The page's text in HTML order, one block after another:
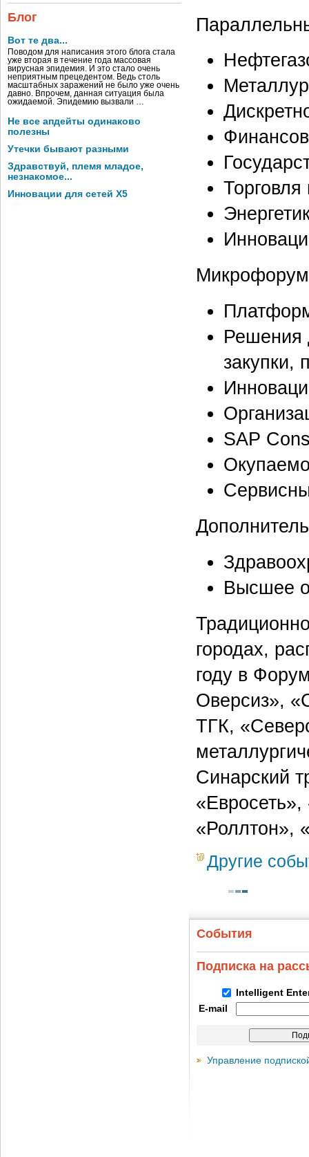
Блог
Вот те два...
Поводом для написания этого блога стала
уже вторая в течение года массовая
вирусная эпидемия. И это стало очень
неприятным прецедентом. Ведь столь
масштабных заражений не было уже очень
давно. Впрочем, данная ситуация была
ожидаемой. Эпидемию вызвали …
Не все апдейты одинаково
полезны
Утечки бывают разными
Здравствуй, племя младое,
незнакомое...
Инновации для сетей X5
Решения
закупки,
SAP
Высшее
городах,
году в
Оверсиз»,
ТГК,
Синарский
«Роллтон»,
Другие
События
Подписка на
Intelligent
E-mail
Управление